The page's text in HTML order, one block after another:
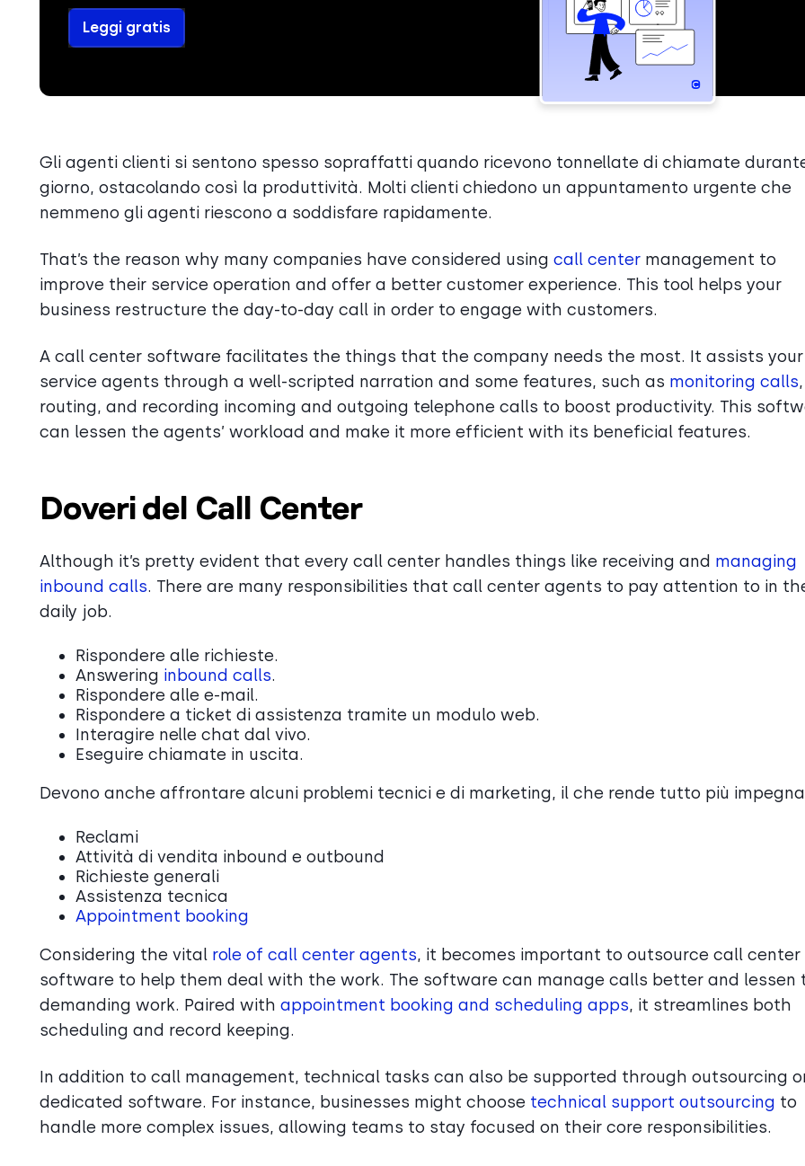
Leggi gratis
Gli agenti clienti si sentono spesso sopraffatti quando ricevono tonnellate di chiamate
giorno, ostacolando così la produttività. Molti clienti chiedono un appuntamento urgente che
nemmeno gli agenti riescono a soddisfare rapidamente.
That’s the reason why many companies have considered using call center management to
improve their service operation and offer a better customer experience. This tool helps your
business restructure the day-to-day call in order to engage with customers.
A call center software facilitates the things that the company needs the most. It assists
service agents through a well-scripted narration and some features, such as monitoring calls,
routing, and recording incoming and outgoing telephone calls to boost productivity. This
can lessen the agents’ workload and make it more efficient with its beneficial features.
Doveri del Call Center
Although it’s pretty evident that every call center handles things like receiving and managing
inbound calls. There are many responsibilities that call center agents to pay attention to in
daily job.
Rispondere alle richieste.
Answering inbound calls.
Rispondere alle e-mail.
Rispondere a ticket di assistenza tramite un modulo web.
Interagire nelle chat dal vivo.
Eseguire chiamate in uscita.
Devono anche affrontare alcuni problemi tecnici e di marketing, il che rende tutto più
Reclami
Attività di vendita inbound e outbound
Richieste generali
Assistenza tecnica
Appointment booking
Considering the vital role of call center agents, it becomes important to outsource call center
software to help them deal with the work. The software can manage calls better and lessen
demanding work. Paired with appointment booking and scheduling apps, it streamlines both
scheduling and record keeping.
In addition to call management, technical tasks can also be supported through outsourcing
dedicated software. For instance, businesses might choose technical support outsourcing to
handle more complex issues, allowing teams to stay focused on their core responsibilities.